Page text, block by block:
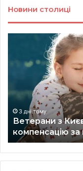
Новини столиці
Києва
можуть
компенсацію
відпочинок:
це
працює
3 дні тому
Ветерани з
компенсацію